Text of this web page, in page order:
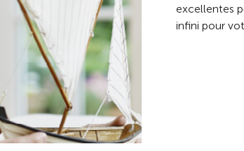
excellentes
infini pour